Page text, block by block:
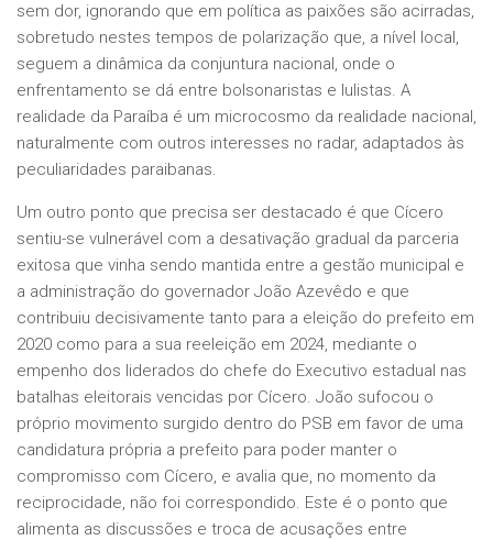
sem dor, ignorando que em política as paixões são acirradas,
sobretudo nestes tempos de polarização que, a nível local,
seguem a dinâmica da conjuntura nacional, onde o
enfrentamento se dá entre bolsonaristas e lulistas. A
realidade da Paraíba é um microcosmo da realidade nacional,
naturalmente com outros interesses no radar, adaptados às
peculiaridades paraibanas.
Um outro ponto que precisa ser destacado é que Cícero
sentiu-se vulnerável com a desativação gradual da parceria
exitosa que vinha sendo mantida entre a gestão municipal e
a administração do governador João Azevêdo e que
contribuiu decisivamente tanto para a eleição do prefeito em
2020 como para a sua reeleição em 2024, mediante o
empenho dos liderados do chefe do Executivo estadual nas
batalhas eleitorais vencidas por Cícero. João sufocou o
próprio movimento surgido dentro do PSB em favor de uma
candidatura própria a prefeito para poder manter o
compromisso com Cícero, e avalia que, no momento da
reciprocidade, não foi correspondido. Este é o ponto que
alimenta as discussões e troca de acusações entre